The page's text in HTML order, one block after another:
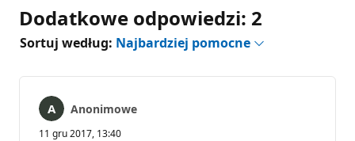
Dodatkowe odpowiedzi: 2
Sortuj według: Najbardziej pomocne
Anonimowe
11 gru 2017, 13:40